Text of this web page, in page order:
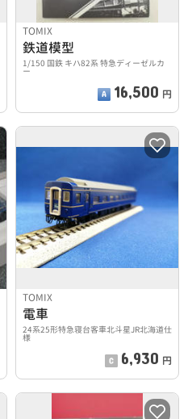
TOMIX
鉄道模型
1/150 国鉄 キハ82系 特急ディーゼルカ
ー
16,500 円
TOMIX
電車
24系25形特急寝台客車北斗星JR北海道仕
様
6,930 円